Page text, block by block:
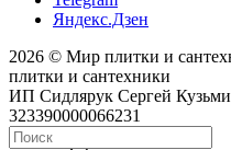
Яндекс.Дзен
2026 © Мир плитки и
плитки и сантехники
ИП Сидлярук Сергей
323390000066231